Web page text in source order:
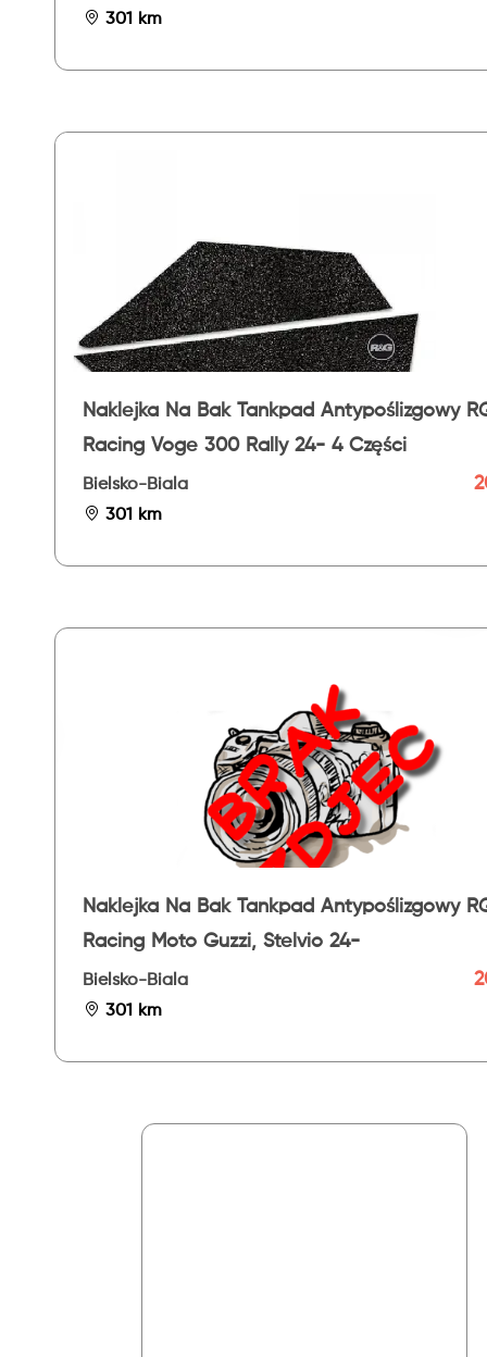
301 km
Naklejka Na Bak Tankpad Antypoślizgowy
Racing Voge 300 Rally 24- 4 Części
Bielsko-Biala
301 km
Naklejka Na Bak Tankpad Antypoślizgowy
Racing Moto Guzzi, Stelvio 24-
Bielsko-Biala
301 km